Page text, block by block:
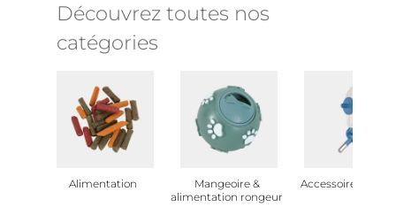
Découvrez toutes nos
catégories
Alimentation
Mangeoire &
alimentation rongeur
Accessoire